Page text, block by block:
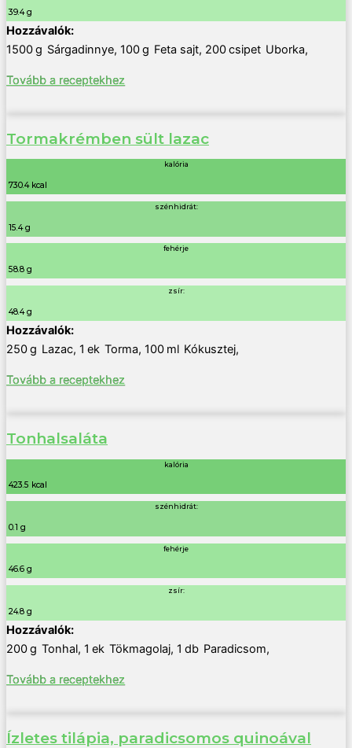
39.4 g
1500g Sárgadinnye, 100g Feta sajt, 200csipet Uborka,
Tovább a receptekhez
Tormakrémben sült lazac
kalória
730.4 kcal
szénhidrát:
15.4 g
fehérje
58.8 g
zsír:
48.4 g
250g Lazac, 1 ek Torma, 100 ml Kókusztej,
Tovább a receptekhez
Tonhalsaláta
kalória
423.5 kcal
szénhidrát:
0.1 g
fehérje
46.6 g
zsír:
24.8 g
200g Tonhal, 1 ek Tökmagolaj, 1 db Paradicsom,
Tovább a receptekhez
Ízletes tilápia, paradicsomos quinoával